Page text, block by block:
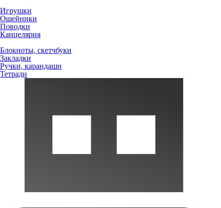
Игрушки
Ошейники
Поводки
Канцелярия
Блокноты, скетчбуки
Закладки
Ручки, карандаши
Тетради